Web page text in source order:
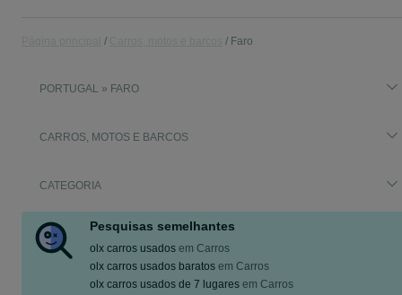
Faro
PORTUGAL » FARO
CARROS, MOTOS E BARCOS
CATEGORIA
Pesquisas semelhantes
olx carros usados em Carros
olx carros usados baratos em Carros
olx carros usados de 7 lugares em Carros